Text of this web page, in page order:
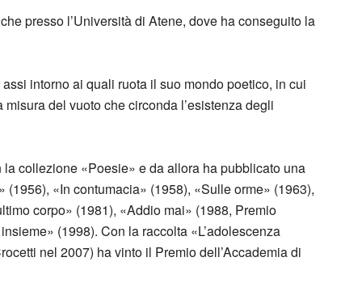
presso l’Università di Atene, dove ha conseguito la
intorno ai quali ruota il suo mondo poetico, in cui
del vuoto che circonda l’esistenza degli
collezione «Poesie» e da allora ha pubblicato una
«In contumacia» (1958), «Sulle orme» (1963),
corpo» (1981), «Addio mai» (1988, Premio
(1998). Con la raccolta «L’adolescenza
nel 2007) ha vinto il Premio dell’Accademia di